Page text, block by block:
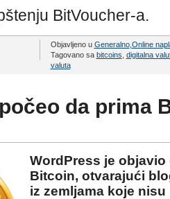
BitVoucher-a.
Objavljeno u Generalno, Online
Tagovano sa bitcoins digitalna
valuta
da prima
WordPress je
Bitcoin, otvarajući
iz zemljama koje